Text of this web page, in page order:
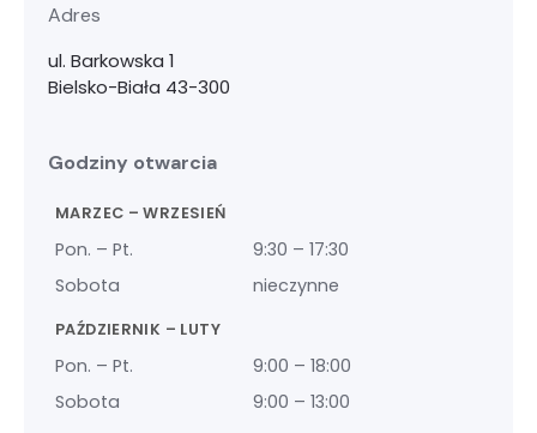
Adres
ul. Barkowska 1
Bielsko-Biała 43-300
Godziny otwarcia
MARZEC – WRZESIEŃ
Pon. – Pt.
9:30 – 17:30
Sobota
nieczynne
PAŹDZIERNIK – LUTY
Pon. – Pt.
9:00 – 18:00
Sobota
9:00 – 13:00